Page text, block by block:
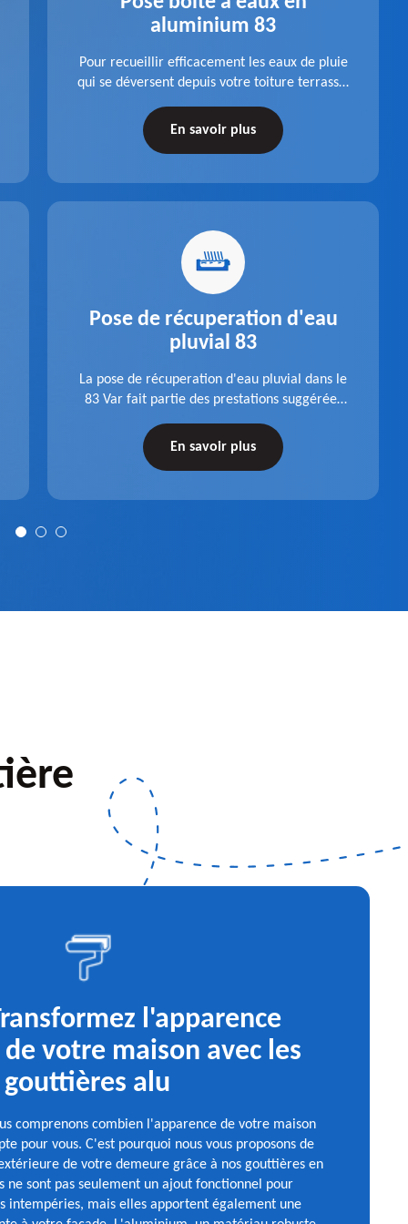
aluminium 83
Pour recueillir efficacement les eaux de pluie
qui se déversent depuis votre toiture terrasse,
dans le 83 Var de la société Pro gouttière 83.
En savoir plus
Pose de récuperation d'eau
pluvial 83
La pose de récuperation d'eau pluvial dans le
83 Var fait partie des prestations suggérées
récupérateur d'eau entièrement fonctionnel
En savoir plus
l'apparence
votre maison avec les
gouttières alu
comprenons combien l'apparence de votre maison
pour vous. C'est pourquoi nous vous proposons de
de votre demeure grâce à nos gouttières en
ne sont pas seulement un ajout fonctionnel pour
intempéries, mais elles apportent également une